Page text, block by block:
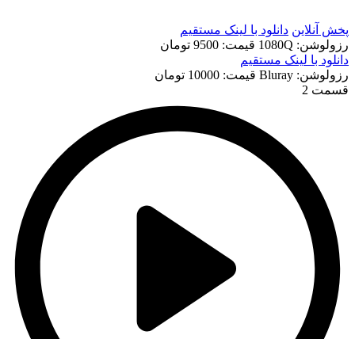
پخش آنلاین دانلود با لينک مستقيم
رزولوشن: 1080Q
قيمت: 9500 تومان
دانلود با لينک مستقيم
رزولوشن: Bluray
قيمت: 10000 تومان
قسمت 2